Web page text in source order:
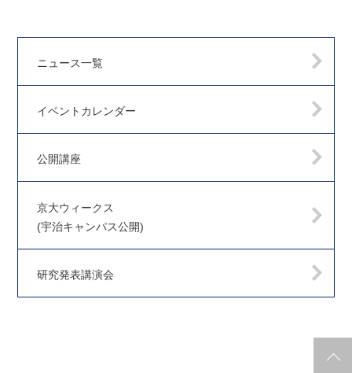
ニュース一覧
イベントカレンダー
公開講座
京大ウィークス
(宇治キャンパス公開)
研究発表講演会